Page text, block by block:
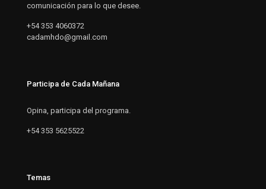
comunicación para lo que desee.
+54 353 4060372
cadamhdo@gmail.com
Participa de Cada Mañana
Opina, participa del programa.
+54 353 5625522
Temas